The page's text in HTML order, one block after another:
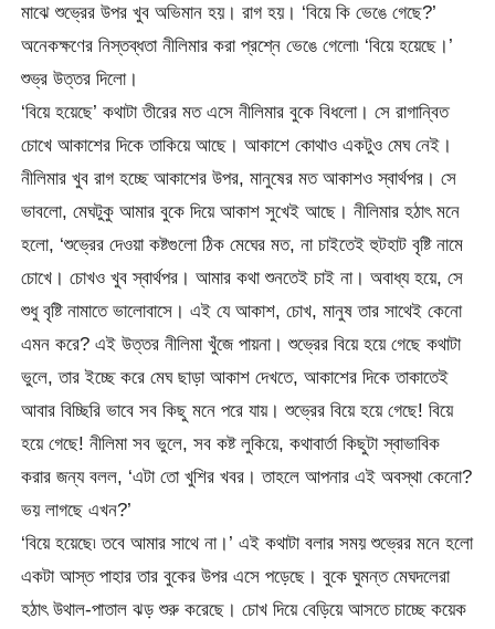
মাঝে শুভ্রের উপর খুব অভিমান হয়। রাগ হয়। ‘বিয়ে কি ভেঙে গেছে?’
অনেকক্ষণের নিস্তব্ধতা নীলিমার করা প্রশ্নে ভেঙে গেলো৷ ‘বিয়ে হয়েছে।’
শুভ্র উত্তর দিলো।
‘বিয়ে হয়েছে’ কথাটা তীরের মত এসে নীলিমার বুকে বিধলো। সে রাগান্বিত
চোখে আকাশের দিকে তাকিয়ে আছে। আকাশে কোথাও একটুও মেঘ নেই।
নীলিমার খুব রাগ হচ্ছে আকাশের উপর, মানুষের মত আকাশও স্বার্থপর। সে
ভাবলো, মেঘটুকু আমার বুকে দিয়ে আকাশ সুখেই আছে। নীলিমার হঠাৎ মনে
হলো, ‘শুভ্রের দেওয়া কষ্টগুলো ঠিক মেঘের মত, না চাইতেই হুটহাট বৃষ্টি নামে
চোখে। চোখও খুব স্বার্থপর। আমার কথা শুনতেই চাই না। অবাধ্য হয়ে, সে
শুধু বৃষ্টি নামাতে ভালোবাসে। এই যে আকাশ, চোখ, মানুষ তার সাথেই কেনো
এমন করে? এই উত্তর নীলিমা খুঁজে পায়না। শুভ্রের বিয়ে হয়ে গেছে কথাটা
ভুলে, তার ইচ্ছে করে মেঘ ছাড়া আকাশ দেখতে, আকাশের দিকে তাকাতেই
আবার বিচ্ছিরি ভাবে সব কিছু মনে পরে যায়। শুভ্রের বিয়ে হয়ে গেছে! বিয়ে
হয়ে গেছে! নীলিমা সব ভুলে, সব কষ্ট লুকিয়ে, কথাবার্তা কিছুটা স্বাভাবিক
করার জন্য বলল, ‘এটা তো খুশির খবর। তাহলে আপনার এই অবস্থা কেনো?
ভয় লাগছে এখন?’
‘বিয়ে হয়েছে৷ তবে আমার সাথে না।’ এই কথাটা বলার সময় শুভ্রের মনে হলো
একটা আস্ত পাহার তার বুকের উপর এসে পড়েছে। বুকে ঘুমন্ত মেঘদলেরা
হঠাৎ উথাল-পাতাল ঝড় শুরু করেছে। চোখ দিয়ে বেড়িয়ে আসতে চাচ্ছে কয়েক